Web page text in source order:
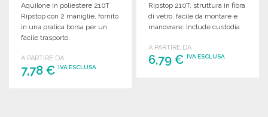
Aquilone in poliestere 210T
Ripstop con 2 maniglie, fornito
in una pratica borsa per un
facile trasporto.
A PARTIRE DA
7,78 € IVA ESCLUSA
Ripstop 210T, struttura in fibra
di vetro, facile da montare e
manovrare. Include custodia
A PARTIRE DA
6,79 € IVA ESCLUSA